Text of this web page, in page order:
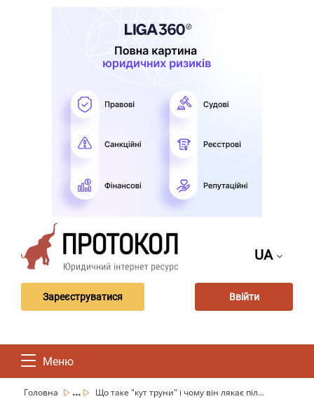
UA
Зареєструватися Ввійти
Меню
Головна ... Що таке "кут труни" і чому він лякає піл...